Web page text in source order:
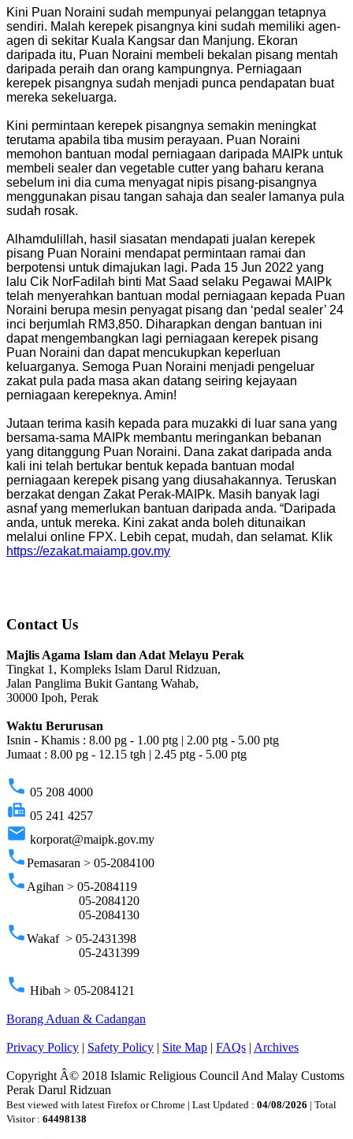
Kini Puan Noraini sudah mempunyai pelanggan tetapnya
sendiri. Malah kerepek pisangnya kini sudah memiliki agen-
agen di sekitar Kuala Kangsar dan Manjung. Ekoran
daripada itu, Puan Noraini membeli bekalan pisang mentah
daripada peraih dan orang kampungnya. Perniagaan
kerepek pisangnya sudah menjadi punca pendapatan buat
mereka sekeluarga.
Kini permintaan kerepek pisangnya semakin meningkat
terutama apabila tiba musim perayaan. Puan Noraini
memohon bantuan modal perniagaan daripada MAIPk untuk
membeli sealer dan vegetable cutter yang baharu kerana
sebelum ini dia cuma menyagat nipis pisang-pisangnya
menggunakan pisau tangan sahaja dan sealer lamanya pula
sudah rosak.
Alhamdulillah, hasil siasatan mendapati jualan kerepek
pisang Puan Noraini mendapat permintaan ramai dan
berpotensi untuk dimajukan lagi. Pada 15 Jun 2022 yang
lalu Cik NorFadilah binti Mat Saad selaku Pegawai MAIPk
telah menyerahkan bantuan modal perniagaan kepada Puan
Noraini berupa mesin penyagat pisang dan ‘pedal sealer’ 24
inci berjumlah RM3,850. Diharapkan dengan bantuan ini
dapat mengembangkan lagi perniagaan kerepek pisang
Puan Noraini dan dapat mencukupkan keperluan
keluarganya. Semoga Puan Noraini menjadi pengeluar
zakat pula pada masa akan datang seiring kejayaan
perniagaan kerepeknya. Amin!
Jutaan terima kasih kepada para muzakki di luar sana yang
bersama-sama MAIPk membantu meringankan bebanan
yang ditanggung Puan Noraini. Dana zakat daripada anda
kali ini telah bertukar bentuk kepada bantuan modal
perniagaan kerepek pisang yang diusahakannya. Teruskan
berzakat dengan Zakat Perak-MAIPk. Masih banyak lagi
asnaf yang memerlukan bantuan daripada anda. “Daripada
anda, untuk mereka. Kini zakat anda boleh ditunaikan
melalui online FPX. Lebih cepat, mudah, dan selamat. Klik
https://ezakat.maiamp.gov.my
Contact Us
Majlis Agama Islam dan Adat Melayu Perak
Tingkat 1, Kompleks Islam Darul Ridzuan,
Jalan Panglima Bukit Gantang Wahab,
30000 Ipoh, Perak
Waktu Berurusan
Isnin - Khamis : 8.00 pg - 1.00 ptg | 2.00 ptg - 5.00 ptg
Jumaat : 8.00 pg - 12.15 tgh | 2.45 ptg - 5.00 ptg
phone 05 208 4000
fax 05 241 4257
email korporat@maipk.gov.my
phonePemasaran > 05-2084100
phone Agihan > 05-2084119
05-2084120
05-2084130
phoneWakaf > 05-2431398
05-2431399
phone Hibah > 05-2084121
Borang Aduan & Cadangan
Privacy Policy | Safety Policy | Site Map | FAQs | Archives
Copyright Â© 2018 Islamic Religious Council And Malay Customs
Perak Darul Ridzuan
Best viewed with latest Firefox or Chrome | Last Updated : 04/08/2026 | Total
Visitor : 64498138